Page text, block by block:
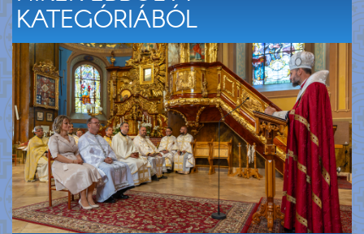
KATEGÓRIÁBÓL